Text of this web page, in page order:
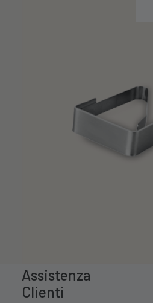
Assistenza
Clienti